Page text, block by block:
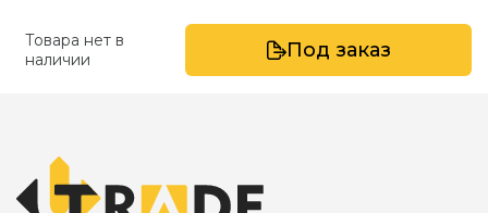
Товара нет в
наличии
Под заказ